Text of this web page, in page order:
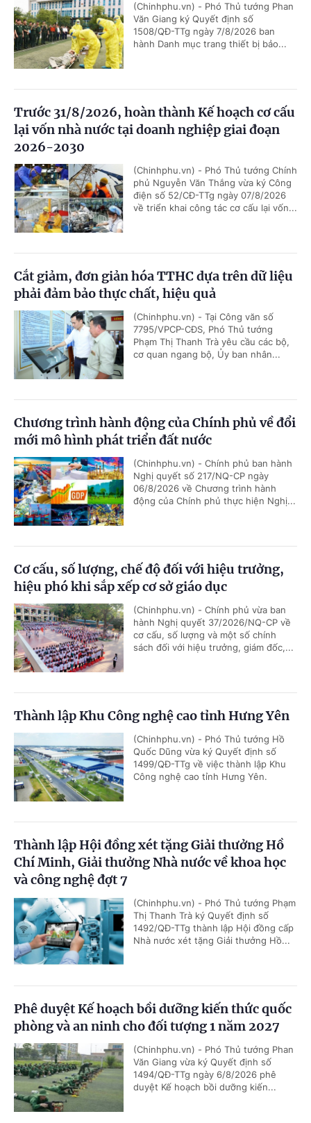
(Chinhphu.vn) - Phó Thủ tướng Phan
Văn Giang ký Quyết định số
1508/QĐ-TTg ngày 7/8/2026 ban
hành Danh mục trang thiết bị bảo...
Trước 31/8/2026, hoàn thành Kế hoạch cơ cấu
lại vốn nhà nước tại doanh nghiệp giai đoạn
2026-2030
(Chinhphu.vn) - Phó Thủ tướng Chính
phủ Nguyễn Văn Thắng vừa ký Công
điện số 52/CĐ-TTg ngày 07/8/2026
về triển khai công tác cơ cấu lại vốn...
Cắt giảm, đơn giản hóa TTHC dựa trên dữ liệu
phải đảm bảo thực chất, hiệu quả
(Chinhphu.vn) - Tại Công văn số
7795/VPCP-CĐS, Phó Thủ tướng
Phạm Thị Thanh Trà yêu cầu các bộ,
cơ quan ngang bộ, Ủy ban nhân...
Chương trình hành động của Chính phủ về đổi
mới mô hình phát triển đất nước
(Chinhphu.vn) - Chính phủ ban hành
Nghị quyết số 217/NQ-CP ngày
06/8/2026 về Chương trình hành
động của Chính phủ thực hiện Nghị...
Cơ cấu, số lượng, chế độ đối với hiệu trưởng,
hiệu phó khi sắp xếp cơ sở giáo dục
(Chinhphu.vn) - Chính phủ vừa ban
hành Nghị quyết 37/2026/NQ-CP về
cơ cấu, số lượng và một số chính
sách đối với hiệu trưởng, giám đốc,...
Thành lập Khu Công nghệ cao tỉnh Hưng Yên
(Chinhphu.vn) - Phó Thủ tướng Hồ
Quốc Dũng vừa ký Quyết định số
1499/QĐ-TTg về việc thành lập Khu
Công nghệ cao tỉnh Hưng Yên.
Thành lập Hội đồng xét tặng Giải thưởng Hồ
Chí Minh, Giải thưởng Nhà nước về khoa học
và công nghệ đợt 7
(Chinhphu.vn) - Phó Thủ tướng Phạm
Thị Thanh Trà ký Quyết định số
1492/QĐ-TTg thành lập Hội đồng cấp
Nhà nước xét tặng Giải thưởng Hồ...
Phê duyệt Kế hoạch bồi dưỡng kiến thức quốc
phòng và an ninh cho đối tượng 1 năm 2027
(Chinhphu.vn) - Phó Thủ tướng Phan
Văn Giang vừa ký Quyết định số
1494/QĐ-TTg ngày 6/8/2026 phê
duyệt Kế hoạch bồi dưỡng kiến...